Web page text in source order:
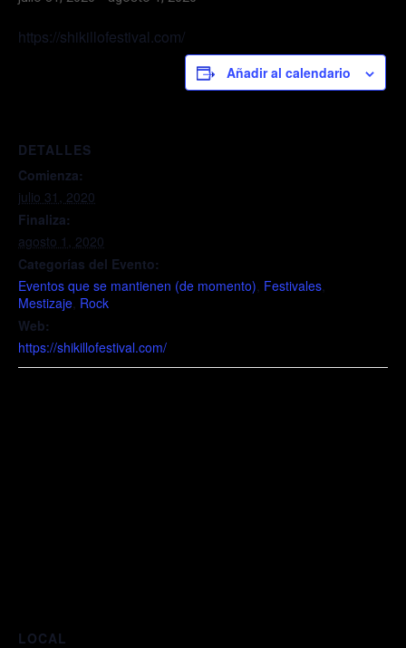
https://shikillofestival.com/
Añadir al calendario
DETALLES
Comienza:
julio 31, 2020
Finaliza:
agosto 1, 2020
Categorías del Evento:
Eventos que se mantienen (de momento), Festivales,
Mestizaje, Rock
Web:
https://shikillofestival.com/
LOCAL